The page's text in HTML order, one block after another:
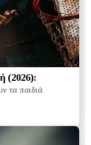
(2026):
τα παιδιά